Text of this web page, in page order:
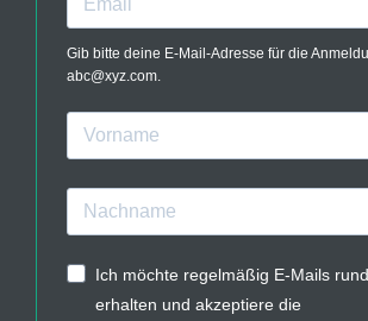
Gib bitte deine E-Mail-Adresse für die
abc@xyz.com.
Ich möchte regelmäßig E-Mails
erhalten und akzeptiere die